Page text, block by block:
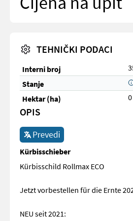
TEHNIČKI PODACI
Interni broj
Stanje
Hektar (ha)
0
OPIS
Prevedi
Kürbisschieber
Kürbisschild Rollmax ECO
Jetzt vorbestellen für die Ernte
NEU seit 2021: